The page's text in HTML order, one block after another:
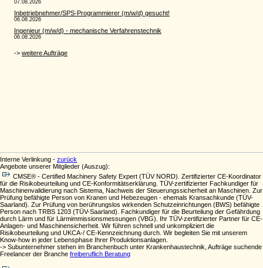
Interne Verlinkung - zurück
Angebote unserer Mitglieder (Auszug):
CMSE® - Certified Machinery Safety Expert (TÜV NORD). Zertifizierter CE-Koordinator
für die Risikobeurteilung und CE-Konformitätserklärung. TÜV-zertifizierter Fachkundiger für
Maschinenvalidierung nach Sistema, Nachweis der Steuerungssicherheit an Maschinen. Zur
Prüfung befähigte Person von Kranen und Hebezeugen - ehemals Kransachkunde (TÜV-
Saarland). Zur Prüfung von berührungslos wirkenden Schutzeinrichtungen (BWS) befähigte
Person nach TRBS 1203 (TÜV-Saarland). Fachkundiger für die Beurteilung der Gefährdung
durch Lärm und für Lärmimmissionsmessungen (VBG). Ihr TÜV-zertifizierter Partner für CE-
Anlagen- und Maschinensicherheit. Wir führen schnell und unkompliziert die
Risikobeurteilung und UKCA-/ CE-Kennzeichnung durch. Wir begleiten Sie mit unserem
Know-how in jeder Lebensphase Ihrer Produktionsanlagen.
-> Subunternehmer stehen im Branchenbuch unter Krankenhaustechnik, Aufträge suchende
Freelancer der Branche freiberuflich Beratung